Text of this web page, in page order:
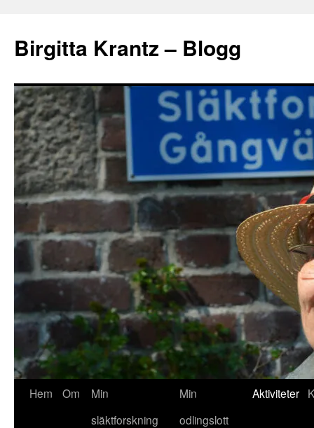
innehåll
Birgitta Krantz – Blogg
Hem Om
Min
släktforskning
Min
odlingslott
Aktiviteter